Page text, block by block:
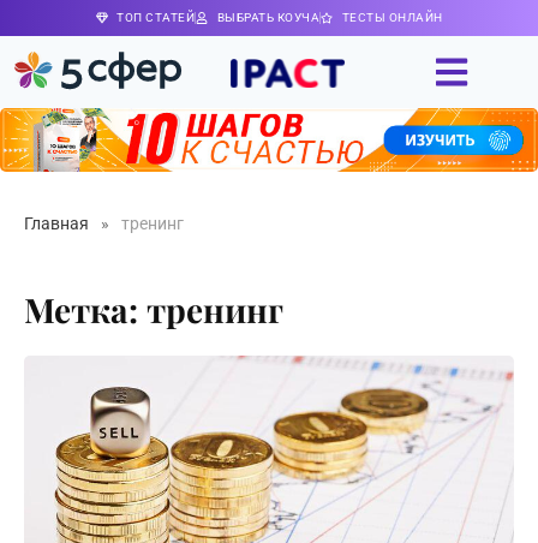
ТОП СТАТЕЙ ВЫБРАТЬ КОУЧА ТЕСТЫ ОНЛАЙН
Главная » тренинг
Метка: тренинг